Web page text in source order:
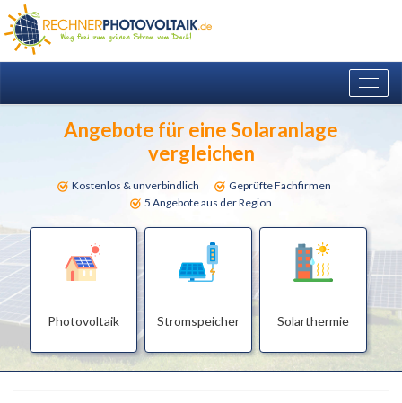
Angebote für eine Solaranlage
vergleichen
Kostenlos & unverbindlich
Geprüfte Fachfirmen
5 Angebote aus der Region
Photovoltaik Stromspeicher Solarthermie